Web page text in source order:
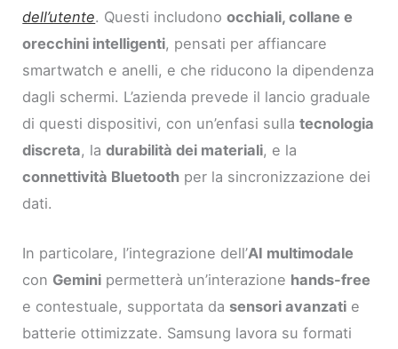
dell’utente. Questi includonoocchiali, collane e
orecchini intelligenti, pensati per affiancare
smartwatch e anelli, e che riducono la dipendenza
dagli schermi. L’azienda prevede il lancio graduale
di questi dispositivi, con un’enfasi sullatecnologia
discreta, ladurabilità dei materiali, e la
connettività Bluetooth per la sincronizzazione dei
dati.
In particolare, l’integrazione dell’AI multimodale
con Gemini permetterà un’interazione hands-free
e contestuale, supportata da sensori avanzati e
batterie ottimizzate. Samsung lavora su formati